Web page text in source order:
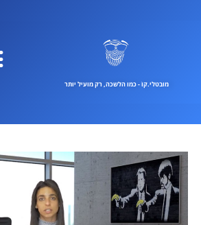
מובטלי.קוֹ - כמו הלשכה, רק מועיל יותר